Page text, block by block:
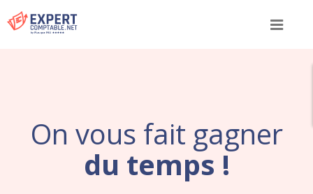
Menu
On vous fait gagner
du temps !